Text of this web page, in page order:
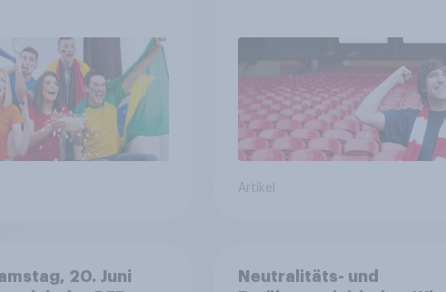
Artikel
20. Juni
Neutralitäts- und